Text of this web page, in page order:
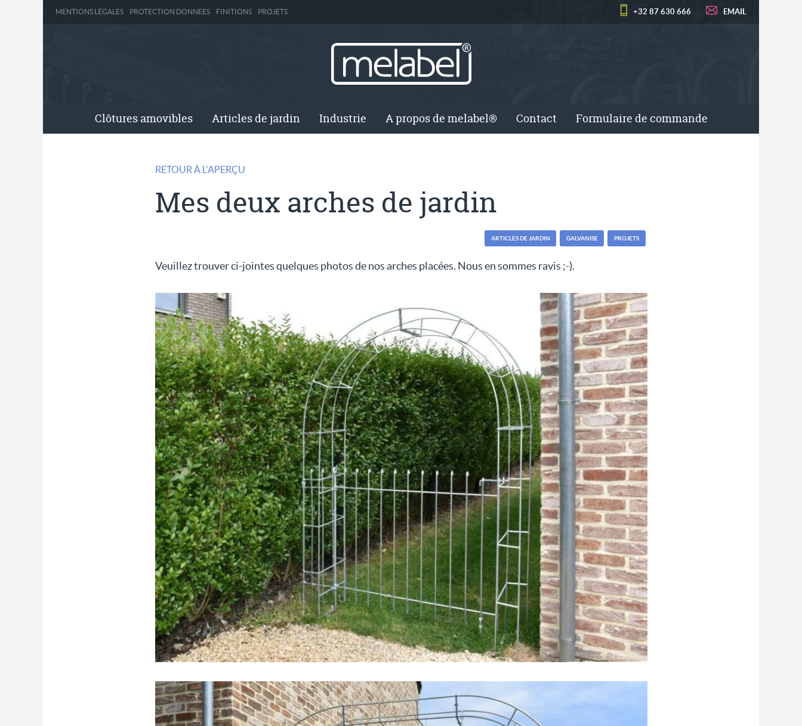
MENTIONS LÉGALES PROTECTION DONNEES FINITIONS PROJETS +32 87 630 666 EMAIL
Clôtures amovibles Articles de jardin Industrie A propos de melabel® Contact Formulaire de commande
RETOUR À L'APERÇU
Mes deux arches de jardin
ARTICLES DE JARDIN GALVANISE PROJETS
Veuillez trouver ci-jointes quelques photos de nos arches placées. Nous en sommes ravis ;-).